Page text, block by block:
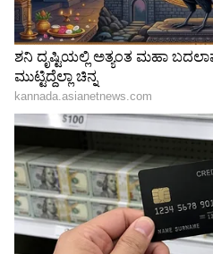
ವಾಂಖೆಡೆ ಸ್ಟೇಡಿಯಂ
ಹತ್ತಿರವಾದ ಜಾಗ ಎಂದು
ಹೇಳಿದರು. "ನಾನು ಇಲ್ಲಿ ಆರು
ಅವಧಿಯಲ್ಲಿ ಮೂರು
ಎಂದು ಪತ್ರಿಕಾಗೋಷ್ಠಿಯಲ್ಲಿ